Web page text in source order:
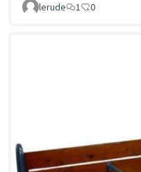
lerude 1 0